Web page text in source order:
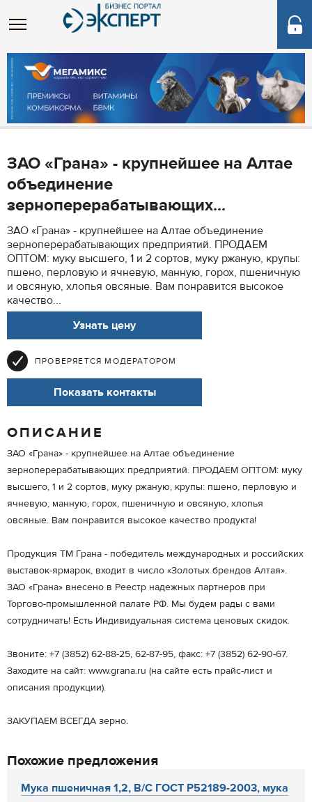
ЗАО «Грана» - крупнейшее на Алтае
объединение
зерноперерабатывающих...
ЗАО «Грана» - крупнейшее на Алтае объединение
зерноперерабатывающих предприятий. ПРОДАЕМ
ОПТОМ: муку высшего, 1 и 2 сортов, муку ржаную, крупы:
пшено, перловую и ячневую, манную, горох, пшеничную
и овсяную, хлопья овсяные. Вам понравится высокое
качество...
Узнать цену
ПРОВЕРЯЕТСЯ МОДЕРАТОРОМ
Показать контакты
ОПИСАНИЕ
ЗАО «Грана» - крупнейшее на Алтае объединение
зерноперерабатывающих предприятий. ПРОДАЕМ ОПТОМ: муку
высшего, 1 и 2 сортов, муку ржаную, крупы: пшено, перловую и
ячневую, манную, горох, пшеничную и овсяную, хлопья
овсяные. Вам понравится высокое качество продукта!
Продукция ТМ Грана - победитель международных и российских
выставок-ярмарок, входит в число «Золотых брендов Алтая».
ЗАО «Грана» внесено в Реестр надежных партнеров при
Торгово-промышленной палате РФ. Мы будем рады с вами
сотрудничать! Есть Индивидуальная система ценовых скидок.
Звоните: +7 (3852) 62-88-25, 62-87-95, факс: +7 (3852) 62-90-67.
Заходите на сайт: www.grana.ru (на сайте есть прайс-лист и
описания продукции).
ЗАКУПАЕМ ВСЕГДА зерно.
Похожие предложения
Мука пшеничная 1,2, В/C ГОСТ Р52189-2003, мука